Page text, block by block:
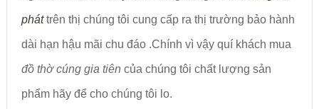
phát trên thị chúng tôi cung cấp ra thị trường bảo hành
dài hạn hậu mãi chu đáo .Chính vì vậy quí khách mua
đồ thờ cúng gia tiên của chúng tôi chất lượng sản
phẩm hãy để cho chúng tôi lo.